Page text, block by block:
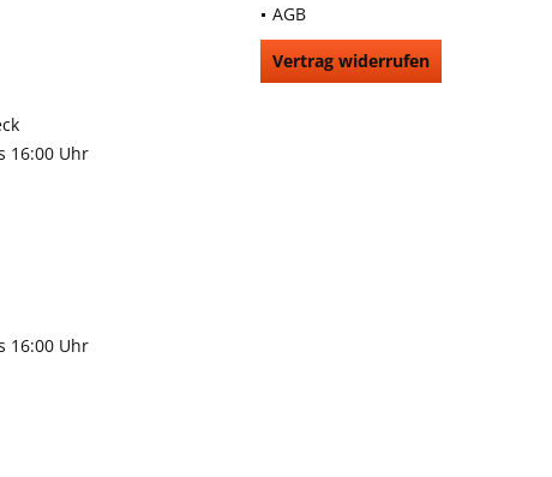
unter Teck
16:00 Uhr
16:00 Uhr
AGB
Vertrag widerrufen